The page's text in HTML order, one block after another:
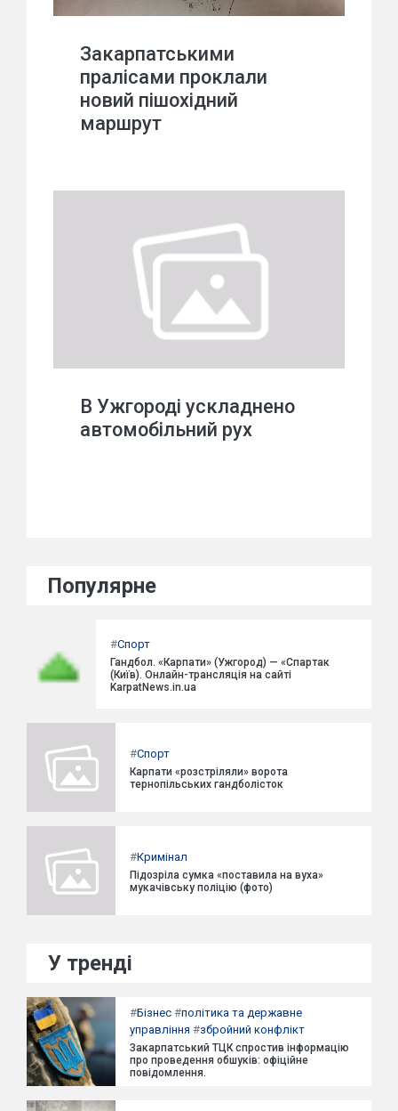
Закарпатськими
пралісами проклали
новий пішохідний
маршрут
В Ужгороді ускладнено
автомобільний рух
Популярне
#Спорт
Гандбол. «Карпати» (Ужгород) — «Спартак
(Київ). Онлайн-трансляція на сайті
KarpatNews.in.ua
#Спорт
Карпати «розстріляли» ворота
тернопільських гандболісток
#Кримінал
Підозріла сумка «поставила на вуха»
мукачівську поліцію (фото)
У тренді
#Бізнес #політика та державне
управління #збройний конфлікт
Закарпатський ТЦК спростив інформацію
про проведення обшуків: офіційне
повідомлення.